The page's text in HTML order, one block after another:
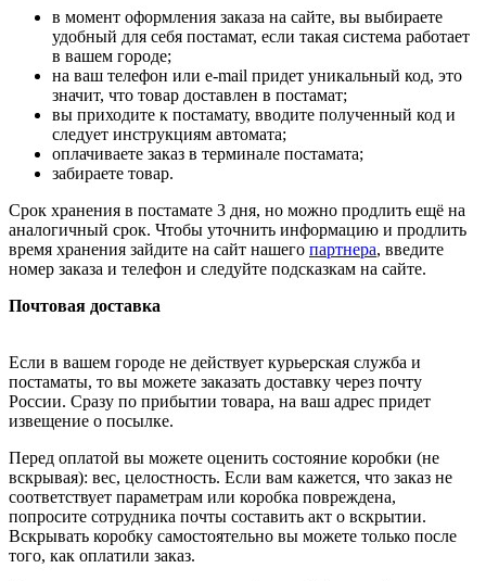
в момент оформления заказа на сайте, вы выбираете
удобный для себя постамат, если такая система работает
в вашем городе;
на ваш телефон или e-mail придет уникальный код, это
значит, что товар доставлен в постамат;
вы приходите к постамату, вводите полученный код и
следует инструкциям автомата;
оплачиваете заказ в терминале постамата;
забираете товар.
Срок хранения в постамате 3 дня, но можно продлить ещё на
аналогичный срок. Чтобы уточнить информацию и продлить
время хранения зайдите на сайт нашего партнера, введите
номер заказа и телефон и следуйте подсказкам на сайте.
Почтовая доставка
Если в вашем городе не действует курьерская служба и
постаматы, то вы можете заказать доставку через почту
России. Сразу по прибытии товара, на ваш адрес придет
извещение о посылке.
Перед оплатой вы можете оценить состояние коробки (не
вскрывая): вес, целостность. Если вам кажется, что заказ не
соответствует параметрам или коробка повреждена,
попросите сотрудника почты составить акт о вскрытии.
Вскрывать коробку самостоятельно вы можете только после
того, как оплатили заказ.